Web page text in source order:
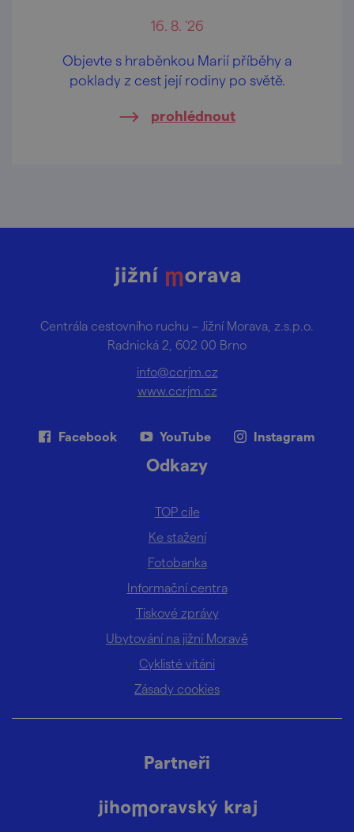
16. 8. '26
Objevte s hraběnkou Marií příběhy a
poklady z cest její rodiny po světě.
prohlédnout
Centrála cestovního ruchu – Jižní Morava, z.s.p.o.
Radnická 2, 602 00 Brno
info@ccrjm.cz
www.ccrjm.cz
Facebook YouTube Instagram
Odkazy
TOP cíle
Ke stažení
Fotobanka
Informační centra
Tiskové zprávy
Ubytování na jižní Moravě
Cyklisté vítáni
Zásady cookies
Partneři